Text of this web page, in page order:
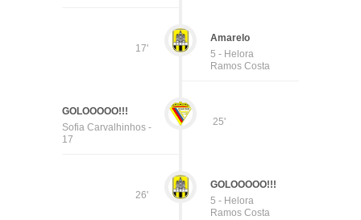
17'
Amarelo
5 - Helora
Ramos Costa
25'
GOLOOOOO!!!
Sofia Carvalhinhos -
17
26'
GOLOOOOO!!!
5 - Helora
Ramos Costa